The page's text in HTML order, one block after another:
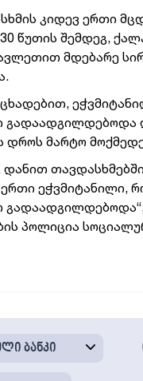
კიდევ ერთი
წუთის შემდეგ,
მდებარე
გადაადგილდებოდა
დროს მარტო
დანით
ეჭვმიტანილი,
პოლიცია